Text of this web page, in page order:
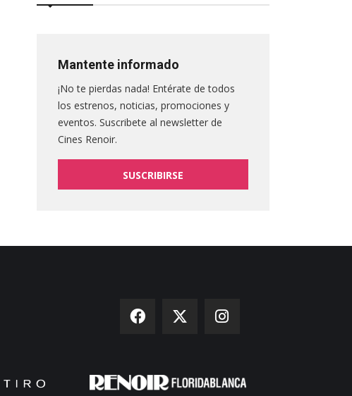
Mantente informado
¡No te pierdas nada! Entérate de todos
los estrenos, noticias, promociones y
eventos. Suscribete al newsletter de
Cines Renoir.
SUSCRIBIRSE